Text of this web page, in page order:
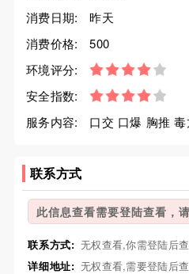
消费日期:
昨天
消费价格:
500
环境评分:
安全指数:
服务内容:
口交 口爆 胸推
联系方式
此信息查看需要登陆查看，
联系方式: 无权查看,你需登陆后
详细地址: 无权查看,需要登陆后